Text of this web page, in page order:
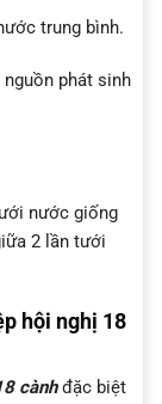
trung bình.
phát sinh
nước giống
2 lần tưới
hội nghị 18
cànhđặc biệt